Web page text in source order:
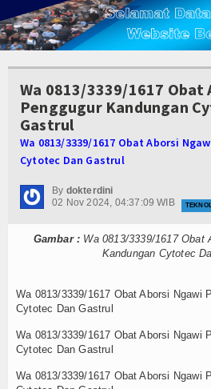
Home
Berita
Ham
Kemiskinan
Koruptor
Ekonomi
Hukum
Tutorial
Internasional
Wa 0813/3339/1617 Obat
Penggugur Kandungan
Gastrul
Wa 0813/3339/1617 Obat Aborsi
Cytotec Dan Gastrul
By dokterdini
02 Nov 2024, 04:37:09 WIB
Gambar : Wa 0813/3339/1617 Obat
Kandungan Cytotec
Wa 0813/3339/1617 Obat Aborsi Ngawi
Cytotec Dan Gastrul
Wa 0813/3339/1617 Obat Aborsi Ngawi
Cytotec Dan Gastrul
Wa 0813/3339/1617 Obat Aborsi Ngawi